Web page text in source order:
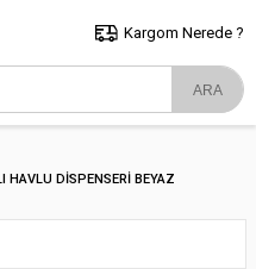
İçi Kargo Bedava!
Kargom Nerede ?
HAVLU DISPENSERI BEYAZ